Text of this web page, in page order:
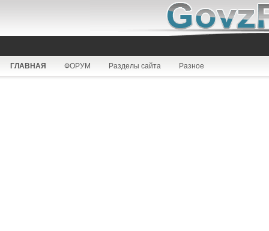
ГЛАВНАЯ ФОРУМ Разделы сайта Разное